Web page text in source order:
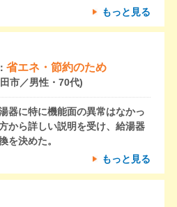
もっと見る
省エネ・節約のため
市／男性・70代)
器に特に機能面の異常はなかっ
から詳しい説明を受け、給湯器
を決めた。
もっと見る